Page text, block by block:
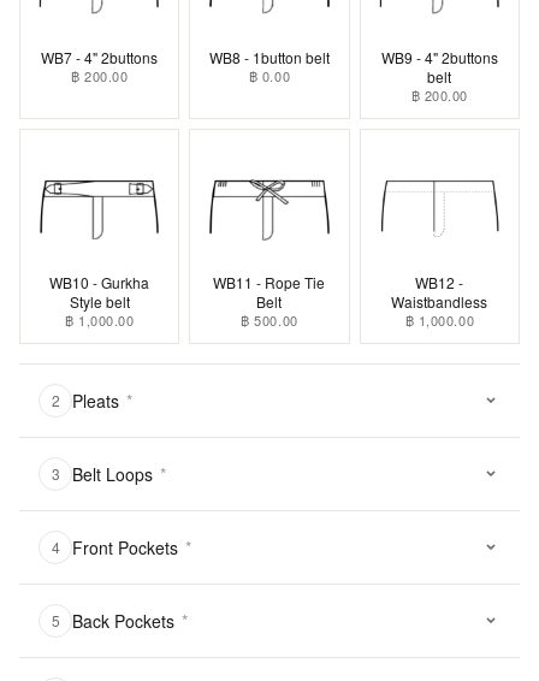
WB7 - 4" 2buttons
฿ 200.00
WB8 - 1button belt
฿ 0.00
WB9 - 4" 2buttons
belt
฿ 200.00
WB10 - Gurkha
Style belt
฿ 1,000.00
WB11 - Rope Tie
Belt
฿ 500.00
WB12 -
Waistbandless
฿ 1,000.00
2 Pleats *
3 Belt Loops *
4 Front Pockets *
5 Back Pockets *